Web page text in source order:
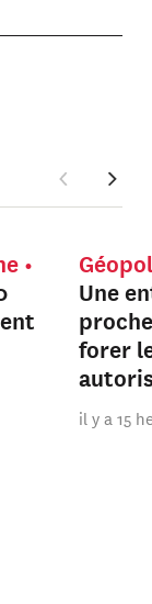
Une
forer
il y a 15